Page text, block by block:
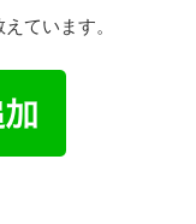
ています。